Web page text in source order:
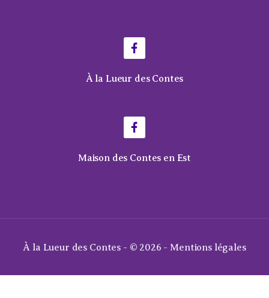
À la Lueur des Contes
Maison des Contes en Est
À la Lueur des Contes - © 2026 - Mentions légales